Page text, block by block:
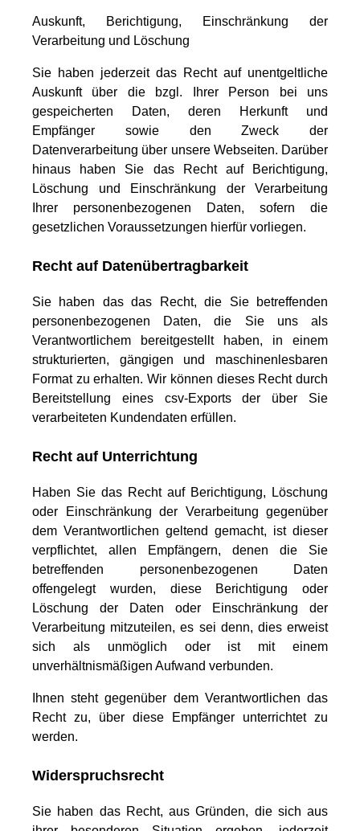
Auskunft, Berichtigung, Einschränkung der
Verarbeitung und Löschung
Sie haben jederzeit das Recht auf unentgeltliche
Auskunft über die bzgl. Ihrer Person bei uns
gespeicherten Daten, deren Herkunft und
Empfänger sowie den Zweck der
Datenverarbeitung über unsere Webseiten. Darüber
hinaus haben Sie das Recht auf Berichtigung,
Löschung und Einschränkung der Verarbeitung
Ihrer personenbezogenen Daten, sofern die
gesetzlichen Voraussetzungen hierfür vorliegen.
Recht auf Datenübertragbarkeit
Sie haben das das Recht, die Sie betreffenden
personenbezogenen Daten, die Sie uns als
Verantwortlichem bereitgestellt haben, in einem
strukturierten, gängigen und maschinenlesbaren
Format zu erhalten. Wir können dieses Recht durch
Bereitstellung eines csv-Exports der über Sie
verarbeiteten Kundendaten erfüllen.
Recht auf Unterrichtung
Haben Sie das Recht auf Berichtigung, Löschung
oder Einschränkung der Verarbeitung gegenüber
dem Verantwortlichen geltend gemacht, ist dieser
verpflichtet, allen Empfängern, denen die Sie
betreffenden personenbezogenen Daten
offengelegt wurden, diese Berichtigung oder
Löschung der Daten oder Einschränkung der
Verarbeitung mitzuteilen, es sei denn, dies erweist
sich als unmöglich oder ist mit einem
unverhältnismäßigen Aufwand verbunden.
Ihnen steht gegenüber dem Verantwortlichen das
Recht zu, über diese Empfänger unterrichtet zu
werden.
Widerspruchsrecht
Sie haben das Recht, aus Gründen, die sich aus